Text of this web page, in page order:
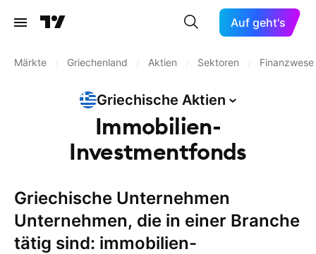
Auf geht's
Märkte Griechenland Aktien Sektoren
Griechische Aktien
Immobilien-
Investmentfonds
Griechische Unternehmen
Unternehmen, die in einer Branche
tätig sind: immobilien-